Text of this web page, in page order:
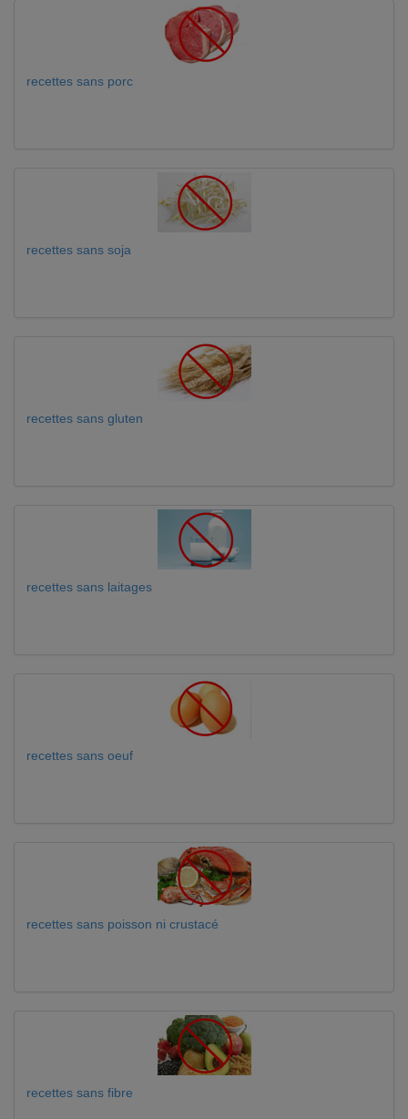
recettes sans porc
recettes sans soja
recettes sans gluten
recettes sans laitages
recettes sans oeuf
recettes sans poisson ni crustacé
recettes sans fibre